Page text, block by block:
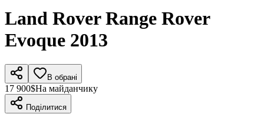
Land Rover Range Rover
Evoque 2013
В обрані
17 900$На майданчику
Поділитися